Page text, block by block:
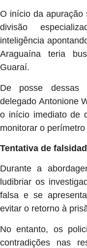
O início da apuração
divisão
inteligência
Araguaína teria
Guaraí.
De posse dessas
delegado Antonione
o início imediato de
monitorar o
Tentativa de
Durante a
ludibriar os
falsa e se
evitar o retorno à
No entanto, os
contradições nas